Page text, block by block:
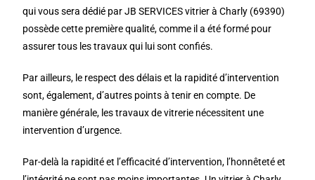
qui vous sera dédié par JB SERVICES vitrier à Charly (69390)
possède cette première qualité, comme il a été formé pour
assurer tous les travaux qui lui sont confiés.
Par ailleurs, le respect des délais et la rapidité d’intervention
sont, également, d’autres points à tenir en compte. De
manière générale, les travaux de vitrerie nécessitent une
intervention d’urgence.
Par-delà la rapidité et l’efficacité d’intervention, l’honnêteté et